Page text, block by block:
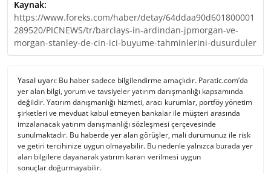
Kaynak:
https://www.foreks.com/haber/detay/64ddaa90d601800001
289520/PICNEWS/tr/barclays-in-ardindan-jpmorgan-ve-
morgan-stanley-de-cin-ici-buyume-tahminlerini-dusurduler
Yasal uyarı: Bu haber sadece bilgilendirme amaçlıdır. Paratic.com’da
yer alan bilgi, yorum ve tavsiyeler yatırım danışmanlığı kapsamında
değildir. Yatırım danışmanlığı hizmeti, aracı kurumlar, portföy yönetim
şirketleri ve mevduat kabul etmeyen bankalar ile müşteri arasında
imzalanacak yatırım danışmanlığı sözleşmesi çerçevesinde
sunulmaktadır. Bu haberde yer alan görüşler, mali durumunuz ile risk
ve getiri tercihinize uygun olmayabilir. Bu nedenle yalnızca burada yer
alan bilgilere dayanarak yatırım kararı verilmesi uygun
sonuçlar doğurmayabilir.